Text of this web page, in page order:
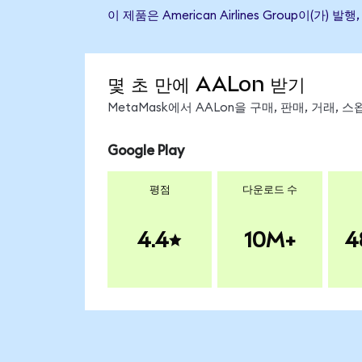
이 제품은 American Airlines Group이(가) 발
몇 초 만에 AALon 받기
MetaMask에서 AALon을 구매, 판매, 거래, 스
Google Play
평점
4.4
다운로드 수
10M+